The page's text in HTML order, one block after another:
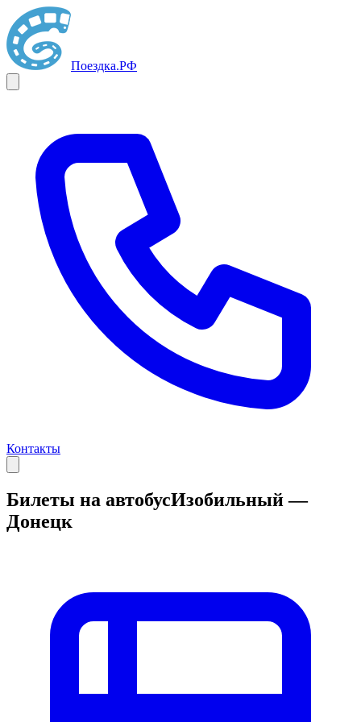
Поездка.РФ
Контакты
Билеты на автобусИзобильный —
Донецк